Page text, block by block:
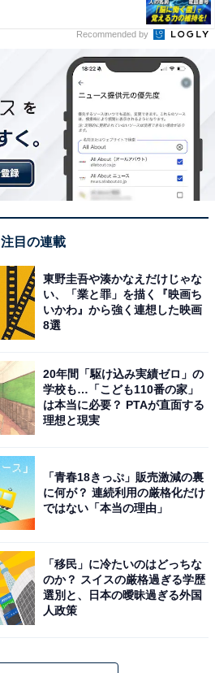
Recommended by
注目の連載
東野圭吾や湊かなえだけじゃな
い、「業と罪」を描く『映画ち
いかわ』から強く連想した映画
8選
20年間「駆け込み実績ゼロ」の
学校も…「こども110番の家」
は本当に必要？ PTAが直面する
理想と現実
「青春18きっぷ」販売激減の裏
に何が？ 連続利用の厳格化だけ
ではない「本当の理由」
「移民」に冷たいのはどっちな
のか？ スイスの厳格過ぎる学歴
選別と、日本の曖昧過ぎる外国
人政策